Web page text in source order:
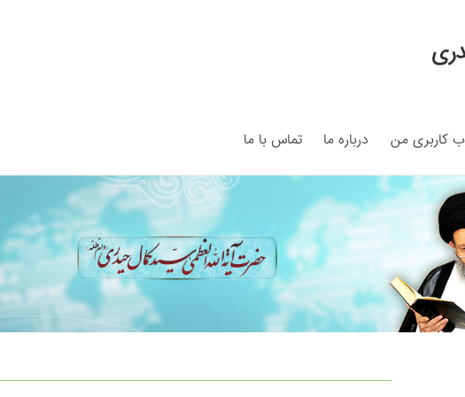
کاربری من درباره ما تماس با ما
My
Search Results
Shop برگه نمونه برگه نمونه بلاگ پرداخت
سبد خرید قوانین و مقررات